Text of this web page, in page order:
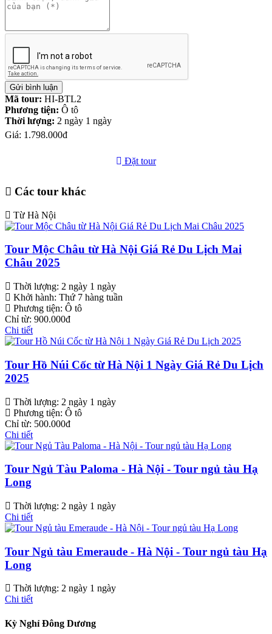
Mã tour: HI-BTL2
Phương tiện: Ô tô
Thời lượng: 2 ngày 1 ngày
Giá: 1.798.000đ
Đặt tour
Các tour khác
Từ Hà Nội
Tour Mộc Châu từ Hà Nội Giá Rẻ Du Lịch Mai
Châu 2025
Thời lượng: 2 ngày 1 ngày
Khởi hành: Thứ 7 hàng tuần
Phương tiện: Ô tô
Chỉ từ: 900.000đ
Chi tiết
Tour Hồ Núi Cốc từ Hà Nội 1 Ngày Giá Rẻ Du Lịch
2025
Thời lượng: 2 ngày 1 ngày
Phương tiện: Ô tô
Chỉ từ: 500.000đ
Chi tiết
Tour Ngủ Tàu Paloma - Hà Nội - Tour ngủ tàu Hạ
Long
Thời lượng: 2 ngày 1 ngày
Chi tiết
Tour Ngủ tàu Emeraude - Hà Nội - Tour ngủ tàu Hạ
Long
Thời lượng: 2 ngày 1 ngày
Chi tiết
Kỳ Nghỉ Đông Dương